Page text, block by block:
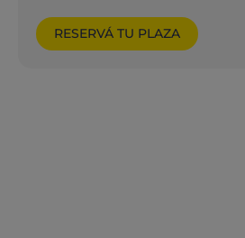
RESERVÁ TU PLAZA